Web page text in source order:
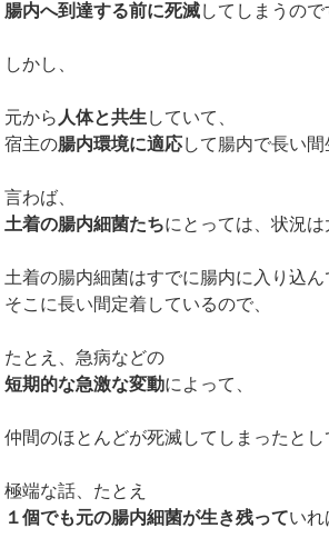
腸内へ到達する前に死滅してしまうので
しかし、
元から 人体と共生 していて、
宿主の腸内環境に適応して腸内で長い
言わば、
土着の腸内細菌たちにとっては、状況は
土着の腸内細菌はすでに腸内に入り込ん
そこに長い間定着しているので、
たとえ、急病などの
短期的な急激な変動によって、
仲間のほとんどが死滅してしまったとし
極端な話、たとえ
１個でも元の腸内細菌が生き残っていれ